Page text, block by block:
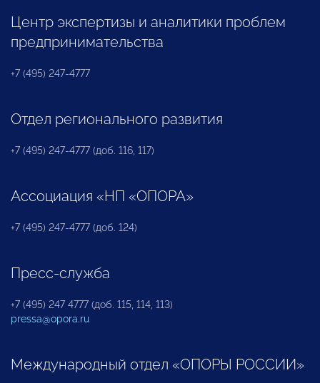
Центр экспертизы и аналитики проблем
предпринимательства
+7 (495) 247-4777
Отдел регионального развития
+7 (495) 247-4777 (доб. 116, 117)
Ассоциация «НП «ОПОРА»
+7 (495) 247-4777 (доб. 124)
Пресс-служба
+7 (495) 247 4777 (доб. 115, 114, 113)
pressa@opora.ru
Международный отдел «ОПОРЫ РОССИИ»